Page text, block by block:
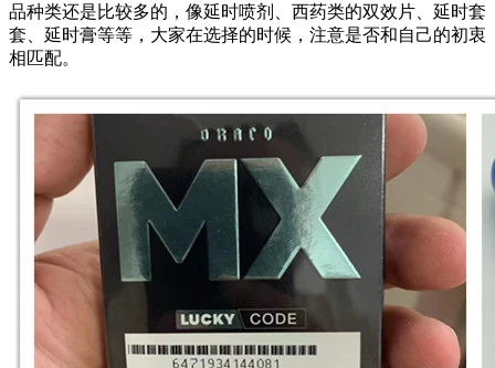
品种类还是比较多的，像延时喷剂、西药类的双效片、延时套
套、延时膏等等，大家在选择的时候，注意是否和自己的初衷
相匹配。